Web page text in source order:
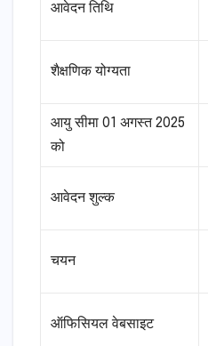
आवेदन तिथि
शैक्षणिक योग्यता
आयु सीमा 01 अगस्त 2025
को
आवेदन शुल्क
चयन
ऑफिसियल वेबसाइट